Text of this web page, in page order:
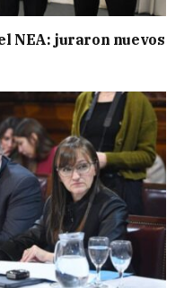
NEA: juraron nuevos